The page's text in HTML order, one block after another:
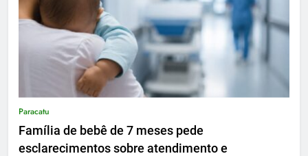
Paracatu
Família de bebê de 7 meses pede
esclarecimentos sobre atendimento e